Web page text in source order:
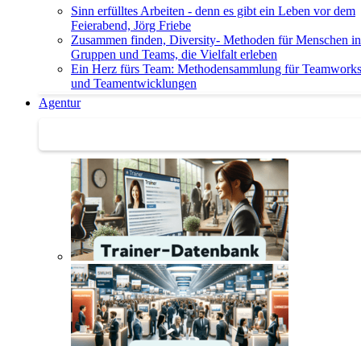
Sinn erfülltes Arbeiten - denn es gibt ein Leben vor dem
Feierabend, Jörg Friebe
Zusammen finden, Diversity- Methoden für Menschen in
Gruppen und Teams, die Vielfalt erleben
Ein Herz fürs Team: Methodensammlung für
und Teamentwicklungen
Agentur